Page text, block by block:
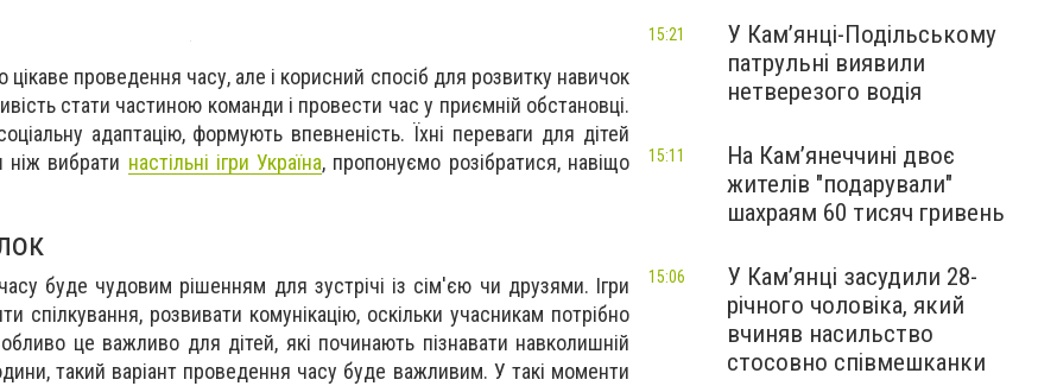
цікаве проведення часу, але і корисний спосіб для розвитку навичок
стати частиною команди і провести час у приємній обстановці.
адаптацію, формують впевненість. Їхні переваги для дітей
ніж вибрати настільні ігри Україна, пропонуємо розібратися, навіщо
буде чудовим рішенням для зустрічі із сім'єю чи друзями. Ігри
спілкування, розвивати комунікацію, оскільки учасникам потрібно
це важливо для дітей, які починають пізнавати навколишній
такий варіант проведення часу буде важливим. У такі моменти
У Кам’янці-Подільському
патрульні виявили
нетверезого водія
15:21
На Камʼянеччині двоє
жителів "подарували"
шахраям 60 тисяч гривень
15:11
У Камʼянці засудили 28-
річного чоловіка, який
вчиняв насильство
стосовно співмешканки
15:06